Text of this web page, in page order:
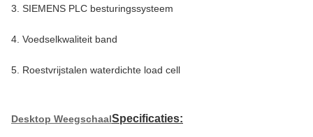
3. SIEMENS PLC besturingssysteem
4. Voedselkwaliteit band
5. Roestvrijstalen waterdichte load cell
Desktop WeegschaalSpecificaties: